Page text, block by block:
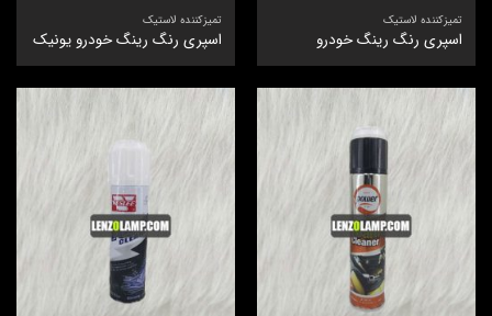
تمیزکننده لاستیک
اسپری رنگ رینگ خودرو
تمیزکننده لاستیک
اسپری رنگ رینگ خودرو یونیک